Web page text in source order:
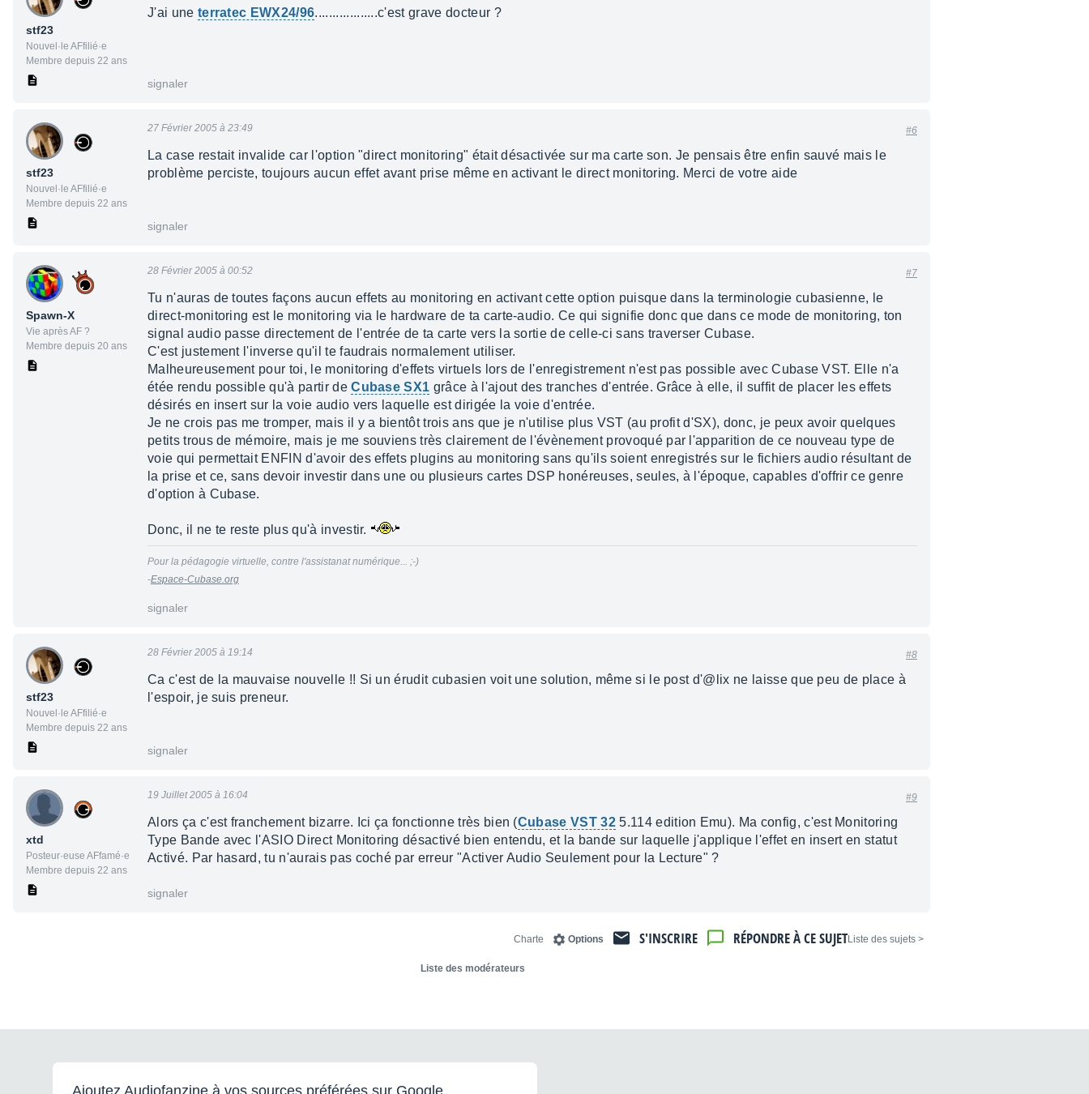
stf23
Nouvel·le AFfilié·e
Membre depuis 22 ans
J'ai une terratec EWX24/96..................c'est grave docteur ?
signaler
stf23
Nouvel·le AFfilié·e
Membre depuis 22 ans
27 Février 2005 à 23:49 #6
La case restait invalide car l'option "direct monitoring" était désactivée sur ma carte son. Je pensais être enfin sauvé mais le
problème perciste, toujours aucun effet avant prise même en activant le direct monitoring. Merci de votre aide
signaler
Spawn-X
Vie après AF ?
Membre depuis 20 ans
28 Février 2005 à 00:52 #7
Tu n'auras de toutes façons aucun effets au monitoring en activant cette option puisque dans la terminologie cubasienne, le
direct-monitoring est le monitoring via le hardware de ta carte-audio. Ce qui signifie donc que dans ce mode de monitoring, ton
signal audio passe directement de l'entrée de ta carte vers la sortie de celle-ci sans traverser Cubase.
C'est justement l'inverse qu'il te faudrais normalement utiliser.
Malheureusement pour toi, le monitoring d'effets virtuels lors de l'enregistrement n'est pas possible avec Cubase VST. Elle n'a
étée rendu possible qu'à partir deCubase SX1 grâce à l'ajout des tranches d'entrée. Grâce à elle, il suffit de placer les effets
désirés en insert sur la voie audio vers laquelle est dirigée la voie d'entrée.
Je ne crois pas me tromper, mais il y a bientôt trois ans que je n'utilise plus VST (au profit d'SX), donc, je peux avoir quelques
petits trous de mémoire, mais je me souviens très clairement de l'évènement provoqué par l'apparition de ce nouveau type de
voie qui permettait ENFIN d'avoir des effets plugins au monitoring sans qu'ils soient enregistrés sur le fichiers audio résultant de
la prise et ce, sans devoir investir dans une ou plusieurs cartes DSP honéreuses, seules, à l'époque, capables d'offrir ce genre
d'option à Cubase.
Donc, il ne te reste plus qu'à investir.
Pour la pédagogie virtuelle, contre l'assistanat numérique... ;-)
-Espace-Cubase.org
signaler
stf23
Nouvel·le AFfilié·e
Membre depuis 22 ans
28 Février 2005 à 19:14 #8
Ca c'est de la mauvaise nouvelle !! Si un érudit cubasien voit une solution, même si le post d'@lix ne laisse que peu de place à
l'espoir, je suis preneur.
signaler
xtd
Posteur·euse AFfamé·e
Membre depuis 22 ans
19 Juillet 2005 à 16:04 #9
Alors ça c'est franchement bizarre. Ici ça fonctionne très bien (Cubase VST 325.114 edition Emu). Ma config, c'est Monitoring
Type Bande avec l'ASIO Direct Monitoring désactivé bien entendu, et la bande sur laquelle j'applique l'effet en insert en statut
Activé. Par hasard, tu n'aurais pas coché par erreur "Activer Audio Seulement pour la Lecture" ?
signaler
< Liste des sujets
RÉPONDRE À CE SUJET
S'INSCRIRE
Options
Charte
Liste des modérateurs